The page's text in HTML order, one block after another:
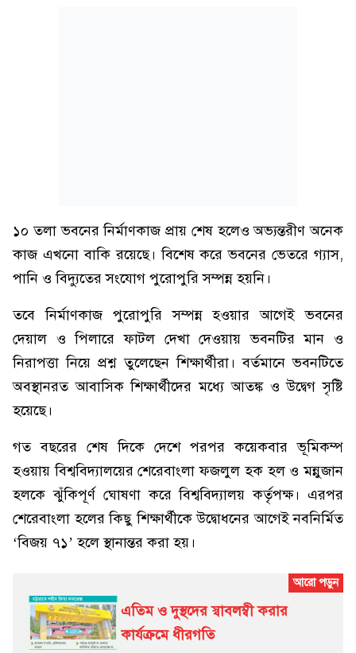
১০ তলা ভবনের নির্মাণকাজ প্রায় শেষ হলেও অভ্যন্তরীণ অনেক
কাজ এখনো বাকি রয়েছে। বিশেষ করে ভবনের ভেতরে গ্যাস,
পানি ও বিদ্যুতের সংযোগ পুরোপুরি সম্পন্ন হয়নি।
তবে নির্মাণকাজ পুরোপুরি সম্পন্ন হওয়ার আগেই ভবনের
দেয়াল ও পিলারে ফাটল দেখা দেওয়ায় ভবনটির মান ও
নিরাপত্তা নিয়ে প্রশ্ন তুলেছেন শিক্ষার্থীরা। বর্তমানে ভবনটিতে
অবস্থানরত আবাসিক শিক্ষার্থীদের মধ্যে আতঙ্ক ও উদ্বেগ সৃষ্টি
হয়েছে।
গত বছরের শেষ দিকে দেশে পরপর কয়েকবার ভূমিকম্প
হওয়ায় বিশ্ববিদ্যালয়ের শেরেবাংলা ফজলুল হক হল ও মন্নুজান
হলকে ঝুঁকিপূর্ণ ঘোষণা করে বিশ্ববিদ্যালয় কর্তৃপক্ষ। এরপর
শেরেবাংলা হলের কিছু শিক্ষার্থীকে উদ্বোধনের আগেই নবনির্মিত
‘বিজয় ৭১’ হলে স্থানান্তর করা হয়।
এতিম ও দুস্থদের স্বাবলম্বী করার
কার্যক্রমে ধীরগতি